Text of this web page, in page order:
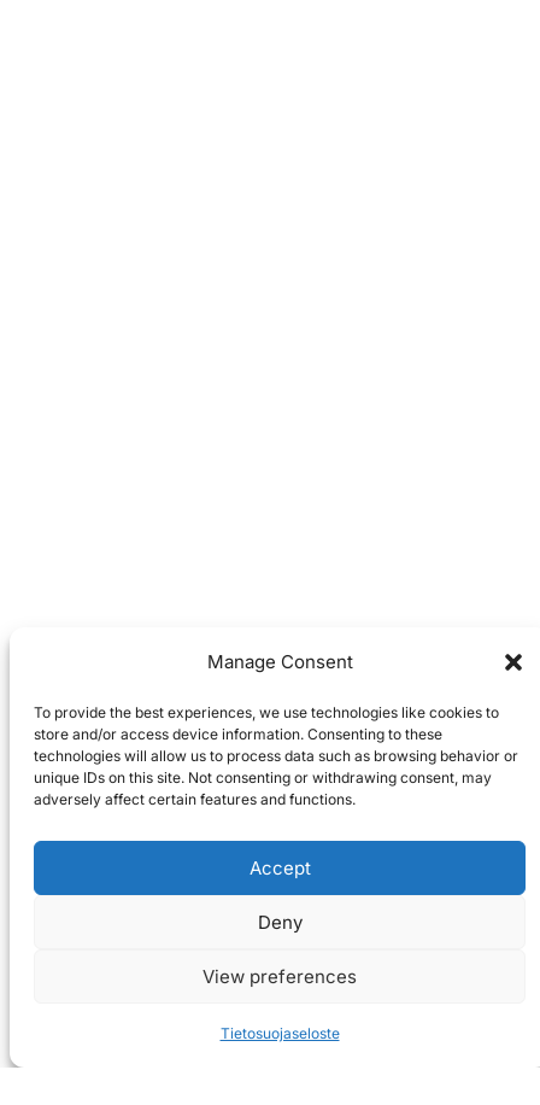
Manage Consent
To provide the best experiences, we use technologies like cookies to
store and/or access device information. Consenting to these
technologies will allow us to process data such as browsing behavior or
unique IDs on this site. Not consenting or withdrawing consent, may
adversely affect certain features and functions.
Accept
Deny
View preferences
Tietosuojaseloste